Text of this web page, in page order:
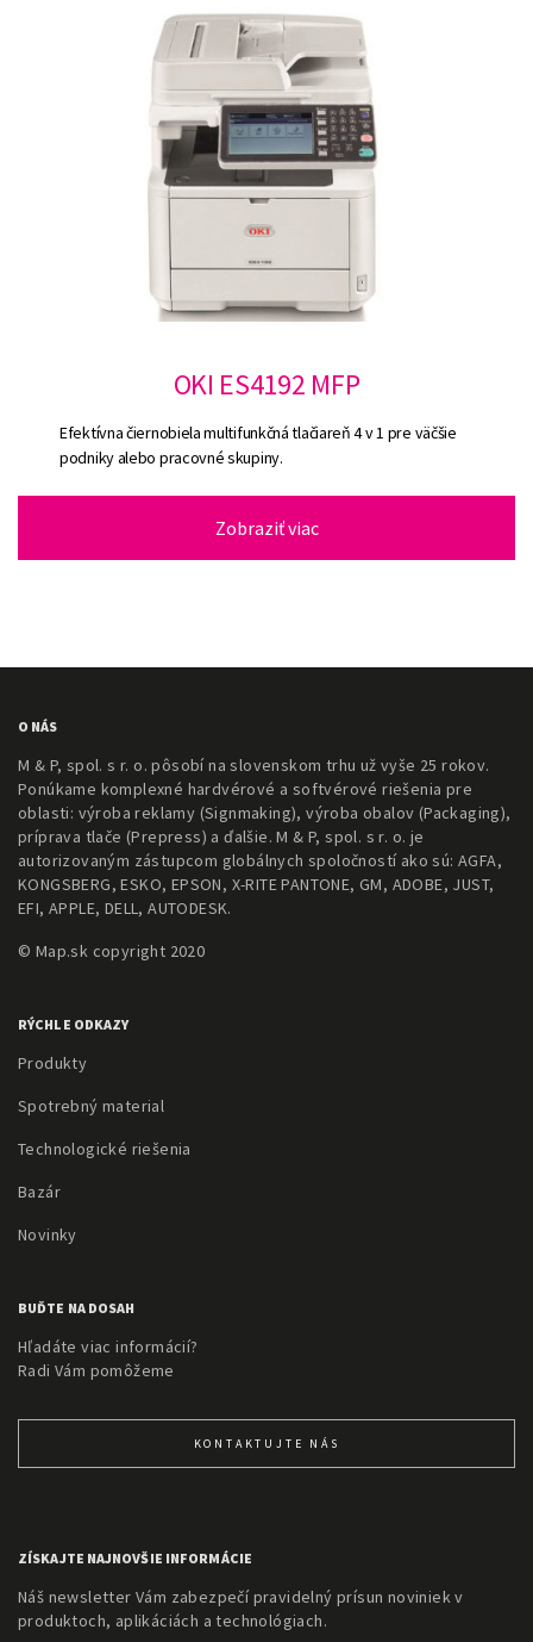
OKI ES4192 MFP
Efektívna čiernobiela multifunkčná tlačiareň 4 v 1 pre väčšie
podniky alebo pracovné skupiny.
Zobraziť viac
O NÁS
M & P, spol. s r. o. pôsobí na slovenskom trhu už vyše 25 rokov.
Ponúkame komplexné hardvérové a softvérové riešenia pre
oblasti: výroba reklamy (Signmaking), výroba obalov (Packaging),
príprava tlače (Prepress) a ďalšie. M & P, spol. s r. o. je
autorizovaným zástupcom globálnych spoločností ako sú: AGFA,
KONGSBERG, ESKO, EPSON, X-RITE PANTONE, GM, ADOBE, JUST,
EFI, APPLE, DELL, AUTODESK.
© Map.sk copyright 2020
RÝCHLE ODKAZY
Produkty
Spotrebný material
Technologické riešenia
Bazár
Novinky
BUĎTE NA DOSAH
Hľadáte viac informácií?
Radi Vám pomôžeme
KONTAKTUJTE NÁS
ZÍSKAJTE NAJNOVŠIE INFORMÁCIE
Náš newsletter Vám zabezpečí pravidelný prísun noviniek v
produktoch, aplikáciách a technológiach.